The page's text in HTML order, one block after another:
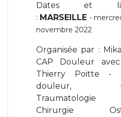
Dates et
: MARSEILLE -
novembre 2022
Organisée par :
CAP Douleur
Thierry Poitte -
douleur,
Chirurgie